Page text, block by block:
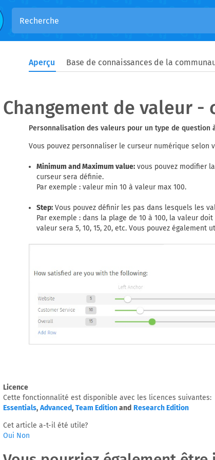
Aperçu Base de connaissances de la
Changement de valeur -
Personnalisation des valeurs pour un type de question
Vous pouvez personnaliser le curseur numérique selon
Minimum and Maximum value: vous pouvez modifier
curseur sera définie.
Par exemple : valeur min 10 à valeur max 100.
Step: Vous pouvez définir les pas dans lesquels les
Par exemple : dans la plage de 10 à 100, la valeur
valeur sera 5, 10, 15, 20, etc. Vous pouvez également
Licence
Cette fonctionnalité est disponible avec les licences suivantes:
Essentials, Advanced, Team Editionand Research Edition
Cet article a-t-il été utile?
Oui Non